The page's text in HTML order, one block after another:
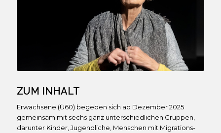
ZUM INHALT
Erwachsene (Ü60) begeben sich ab Dezember 2025
gemeinsam mit sechs ganz unterschiedlichen Gruppen,
darunter Kinder, Jugendliche, Menschen mit Migrations-